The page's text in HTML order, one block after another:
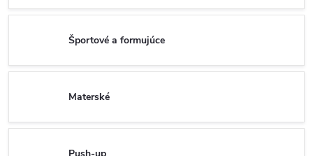
Športové a formujúce
Materské
Push-up